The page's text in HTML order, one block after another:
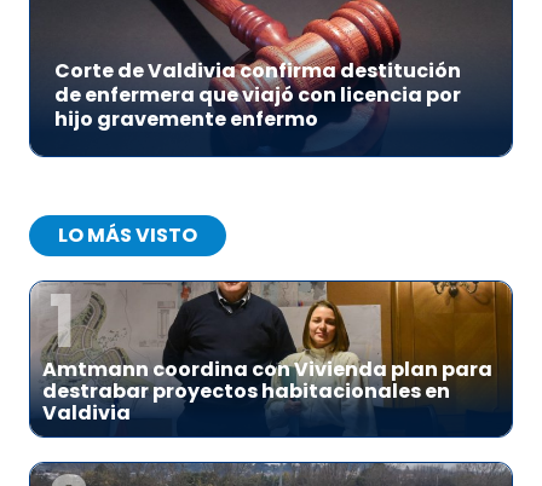
Corte de Valdivia confirma destitución
de enfermera que viajó con licencia por
hijo gravemente enfermo
LO MÁS VISTO
1
Amtmann coordina con Vivienda plan para
destrabar proyectos habitacionales en
Valdivia